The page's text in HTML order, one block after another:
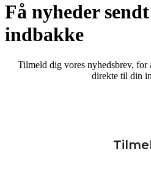
Få nyheder
indbakke
Tilmeld dig vores nyhedsbrev, for
direkte til din